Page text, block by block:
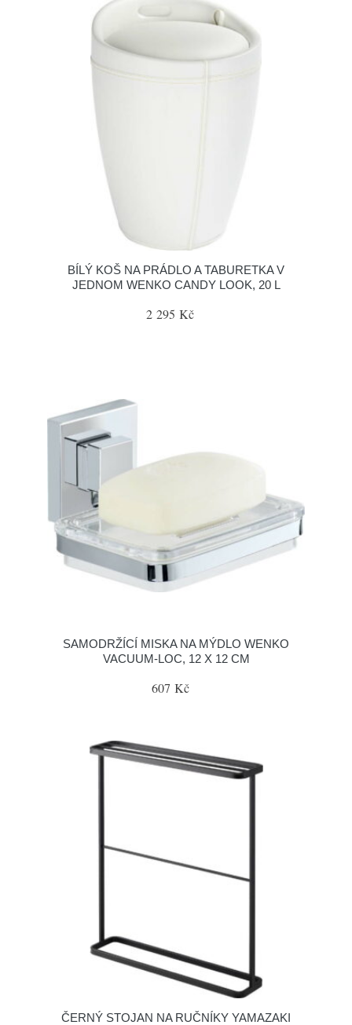
BÍLÝ KOŠ NA PRÁDLO A TABURETKA V
JEDNOM WENKO CANDY LOOK, 20 L
2 295 Kč
SAMODRŽÍCÍ MISKA NA MÝDLO WENKO
VACUUM-LOC, 12 X 12 CM
607 Kč
ČERNÝ STOJAN NA RUČNÍKY YAMAZAKI